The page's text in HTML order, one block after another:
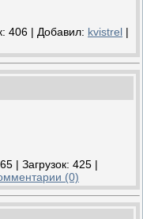
406 | Добавил: kvistrel |
| Загрузок: 425 |
(0)